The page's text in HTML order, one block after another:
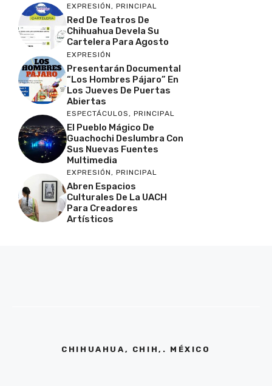
EXPRESIÓN, PRINCIPAL
Red De Teatros De
Chihuahua Devela Su
Cartelera Para Agosto
EXPRESIÓN
Presentarán Documental
“Los Hombres Pájaro” En
Los Jueves De Puertas
Abiertas
ESPECTÁCULOS, PRINCIPAL
El Pueblo Mágico De
Guachochi Deslumbra Con
Sus Nuevas Fuentes
Multimedia
EXPRESIÓN, PRINCIPAL
Abren Espacios
Culturales De La UACH
Para Creadores
Artísticos
CHIHUAHUA, CHIH,. MÉXICO